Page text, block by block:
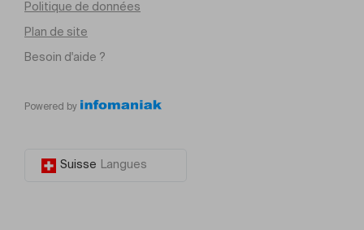
Politique de données
Plan de site
Besoin d'aide ?
Powered by
Suisse Langues